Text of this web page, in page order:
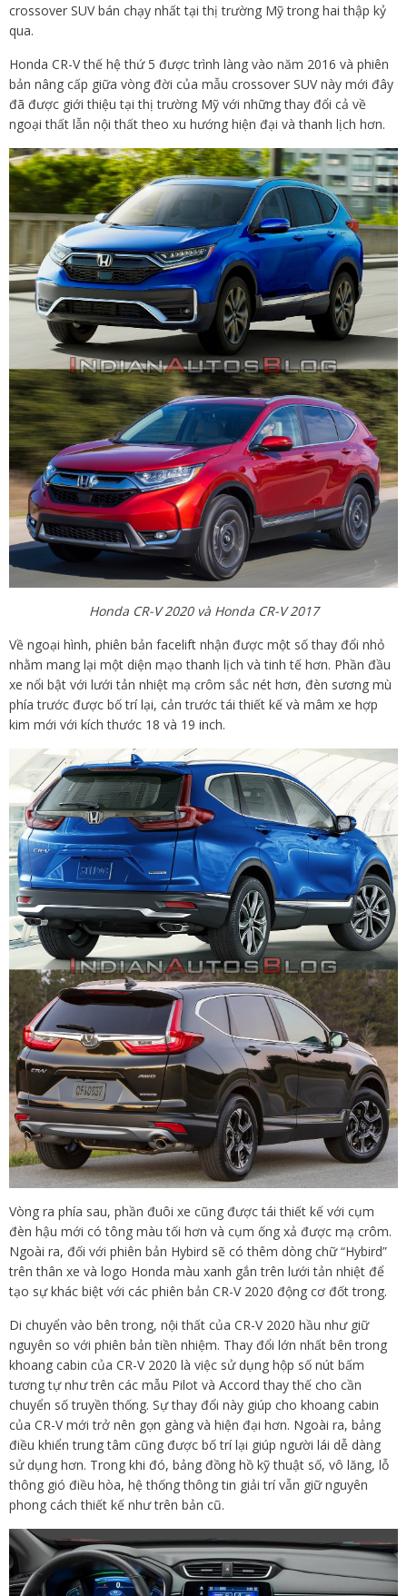
crossover SUV bán chạy nhất tại thị trường Mỹ trong hai thập kỷ
qua.
Honda CR-V thế hệ thứ 5 được trình làng vào năm 2016 và phiên
bản nâng cấp giữa vòng đời của mẫu crossover SUV này mới đây
đã được giới thiệu tại thị trường Mỹ với những thay đổi cả về
ngoại thất lẫn nội thất theo xu hướng hiện đại và thanh lịch hơn.
Honda CR-V 2020 và Honda CR-V 2017
Về ngoại hình, phiên bản facelift nhận được một số thay đổi nhỏ
nhằm mang lại một diện mạo thanh lịch và tinh tế hơn. Phần đầu
xe nổi bật với lưới tản nhiệt mạ crôm sắc nét hơn, đèn sương mù
phía trước được bố trí lại, cản trước tái thiết kế và mâm xe hợp
kim mới với kích thước 18 và 19 inch.
Vòng ra phía sau, phần đuôi xe cũng được tái thiết kế với cụm
đèn hậu mới có tông màu tối hơn và cụm ống xả được mạ crôm.
Ngoài ra, đối với phiên bản Hybird sẽ có thêm dòng chữ “Hybird”
trên thân xe và logo Honda màu xanh gắn trên lưới tản nhiệt để
tạo sự khác biệt với các phiên bản CR-V 2020 động cơ đốt trong.
Di chuyển vào bên trong, nội thất của CR-V 2020 hầu như giữ
nguyên so với phiên bản tiền nhiệm. Thay đổi lớn nhất bên trong
khoang cabin của CR-V 2020 là việc sử dụng hộp số nút bấm
tương tự như trên các mẫu Pilot và Accord thay thế cho cần
chuyển số truyền thống. Sự thay đổi này giúp cho khoang cabin
của CR-V mới trở nên gọn gàng và hiện đại hơn. Ngoài ra, bảng
điều khiển trung tâm cũng được bố trí lại giúp người lái dễ dàng
sử dụng hơn. Trong khi đó, bảng đồng hồ kỹ thuật số, vô lăng, lỗ
thông gió điều hòa, hệ thống thông tin giải trí vẫn giữ nguyên
phong cách thiết kế như trên bản cũ.